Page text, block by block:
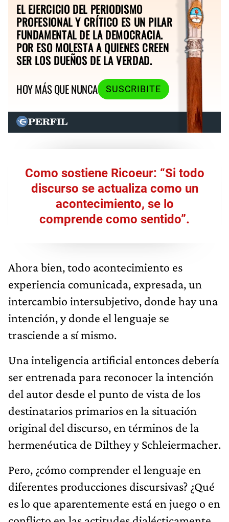
EL EJERCICIO DEL PERIODISMO
PROFESIONAL Y CRÍTICO ES UN PILAR
FUNDAMENTAL DE LA DEMOCRACIA.
POR ESO MOLESTA A QUIENES CREEN
SER LOS DUEÑOS DE LA VERDAD.
HOY MÁS QUE NUNCA
SUSCRIBITE
Como sostiene Ricoeur: “Si todo
discurso se actualiza como un
acontecimiento, se lo
comprende como sentido”.
Ahora bien, todo acontecimiento es
experiencia comunicada, expresada, un
intercambio intersubjetivo, donde hay una
intención, y donde el lenguaje se
trasciende a sí mismo.
Una inteligencia artificial entonces debería
ser entrenada para reconocer la intención
del autor desde el punto de vista de los
destinatarios primarios en la situación
original del discurso, en términos de la
hermenéutica de Dilthey y Schleiermacher.
Pero, ¿cómo comprender el lenguaje en
diferentes producciones discursivas? ¿Qué
es lo que aparentemente está en juego o en